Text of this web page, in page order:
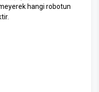
hangi robotun